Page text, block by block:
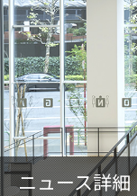
ニュース詳細